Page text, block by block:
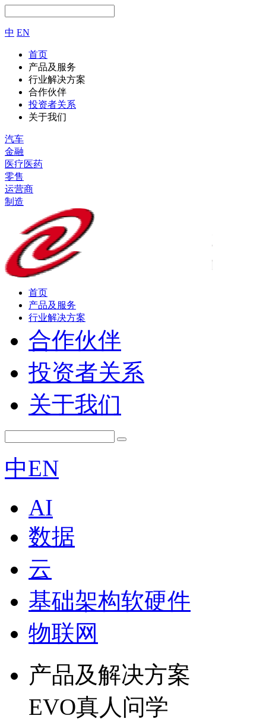
中 EN
首页
产品及服务
行业解决方案
合作伙伴
投资者关系
关于我们
汽车
金融
医疗医药
零售
运营商
制造
首页
产品及服务
行业解决方案
合作伙伴
投资者关系
关于我们
中EN
AI
数据
云
基础架构软硬件
物联网
产品及解决方案
EVO真人问学